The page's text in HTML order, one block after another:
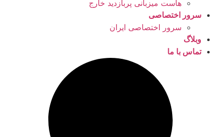
هاست میزبانی پربازدید خارج
سرور اختصاصی
سرور اختصاصی ایران
وبلاگ
تماس با ما